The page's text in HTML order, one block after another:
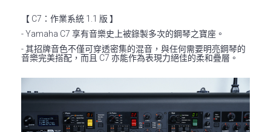
【 C7：作業系統 1.1 版 】
- Yamaha C7 享有音樂史上被錄製多次的鋼琴之寶座。
- 其招牌音色不僅可穿透密集的混音，與任何需要明亮鋼琴的
音樂完美搭配，而且 C7 亦能作為表現力絕佳的柔和疊層。